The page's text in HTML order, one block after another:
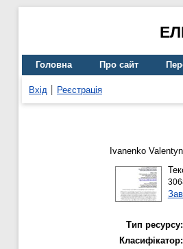
Головна Про сайт
Вхід Реєстрація
Ivanenko
Тип ресурсу:
Класифікатор: